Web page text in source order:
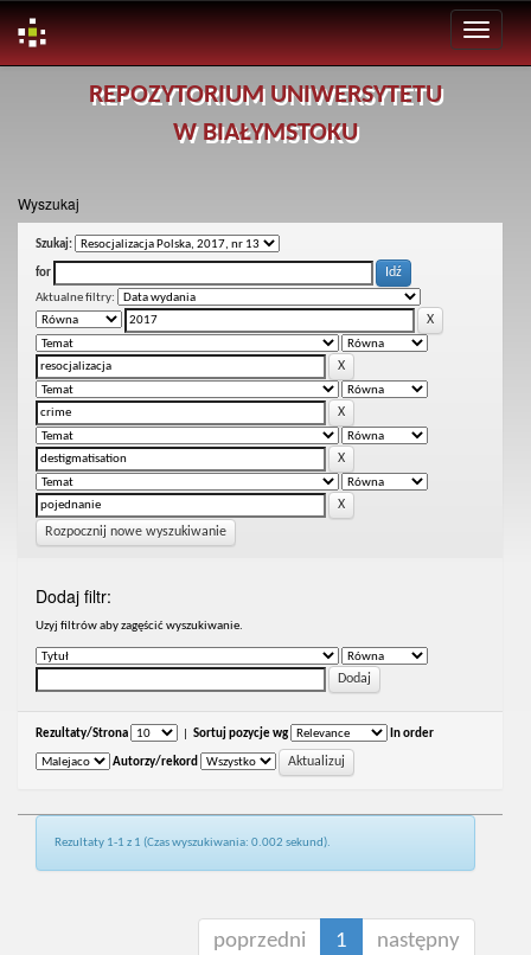
REPOZYTORIUM UNIWERSYTETU
W BIAŁYMSTOKU
Wyszukaj
Szukaj:
for
Aktualne filtry:
Rozpocznij nowe wyszukiwanie
Dodaj filtr:
Uzyj filtrów aby zagęścić wyszukiwanie.
Rezultaty/Strona Sortuj pozycje wg In order
Autorzy/rekord
Rezultaty 1-1 z 1 (Czas wyszukiwania: 0.002 sekund).
poprzedni 1 następny